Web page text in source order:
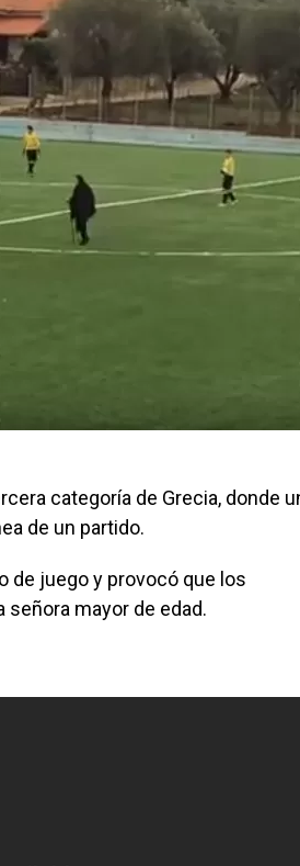
categoría de Grecia, donde
de un partido.
de juego y provocó que los
señora mayor de edad.